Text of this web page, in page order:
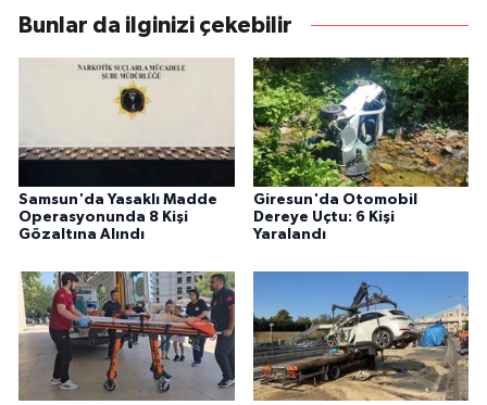
Bunlar da ilginizi çekebilir
Samsun'da Yasaklı Madde
Operasyonunda 8 Kişi
Gözaltına Alındı
Giresun'da Otomobil
Dereye Uçtu: 6 Kişi
Yaralandı